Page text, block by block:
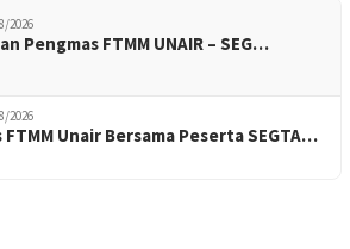
2026
Pengmas FTMM UNAIR – SEG…
2026
FTMM Unair Bersama Peserta SEGTA…